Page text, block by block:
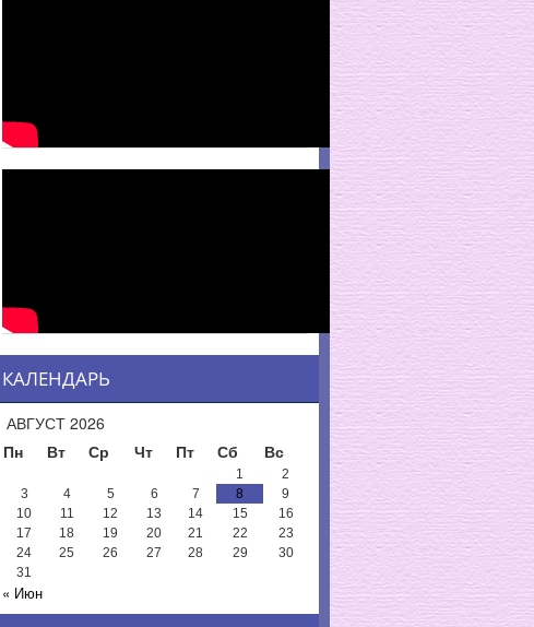
КАЛЕНДАРЬ
АВГУСТ 2026
Пн
Вт Ср Чт Пт Сб Вс
1
2
3
4 5 6 7 8
9
10
11 12 13 14 15
16
17
18 19 20 21 22
23
24
25 26 27 28 29
30
31
« Июн